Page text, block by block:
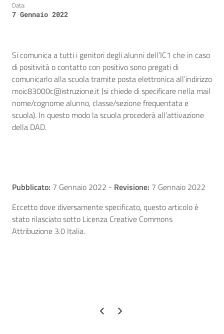
Data:
7 Gennaio 2022
Si comunica a tutti i genitori degli alunni dell’IC1 che in caso
di positività o contatto con positivo sono pregati di
comunicarlo alla scuola tramite posta elettronica all’indirizzo
moic83000c@istruzione.it (si chiede di specificare nella mail
nome/cognome alunno, classe/sezione frequentata e
scuola). In questo modo la scuola procederà all’attivazione
della DAD.
Pubblicato: 7 Gennaio 2022 - Revisione: 7 Gennaio 2022
Eccetto dove diversamente specificato, questo articolo è
stato rilasciato sotto Licenza Creative Commons
Attribuzione 3.0 Italia.
Pagina precedente
Pagina successiva